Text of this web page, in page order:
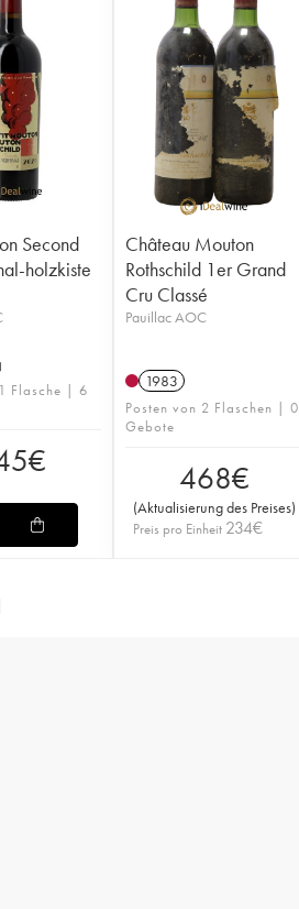
Second
holzkiste
Flasche | 6
€
Château Mouton
Rothschild 1er Grand
Cru Classé
Pauillac AOC
1983
Posten von 2 Flaschen | 0
Gebote
468€
(Aktualisierung des Preises)
Preis pro Einheit 234€